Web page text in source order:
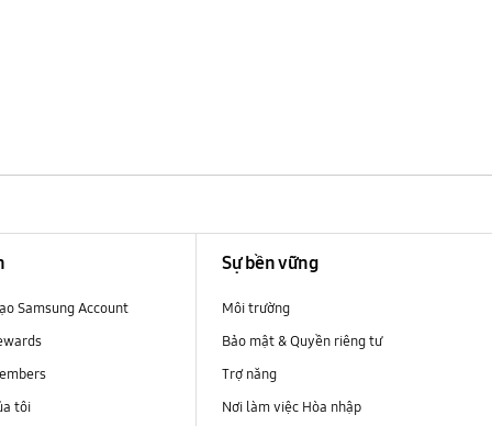
Samsung Account
tôi
Sự bền vững
Môi trường
Bảo mật & Quyền riêng tư
Trợ năng
Nơi làm việc Hòa nhập